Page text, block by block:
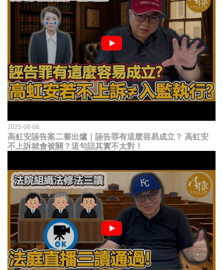
2025-08-08
高虹安誣告案二審出爐｜誣告罪有這麼容易成立？ 高虹安
不上訴就會被關？這句話其實不太對！